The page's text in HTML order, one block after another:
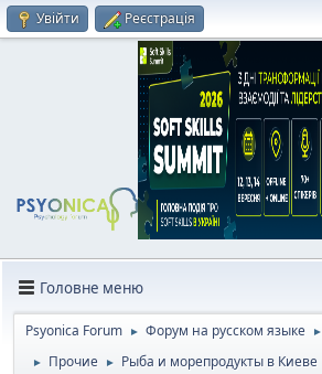
Увійти Реєстрація
Головне меню
Psyonica Forum ► Форум на русском языке ►
► Прочие ► Рыба и морепродукты в Киеве